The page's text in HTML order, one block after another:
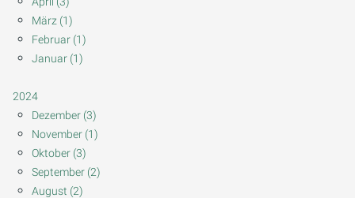
März (1)
Februar (1)
Januar (1)
2024
Dezember (3)
November (1)
Oktober (3)
September (2)
August (2)